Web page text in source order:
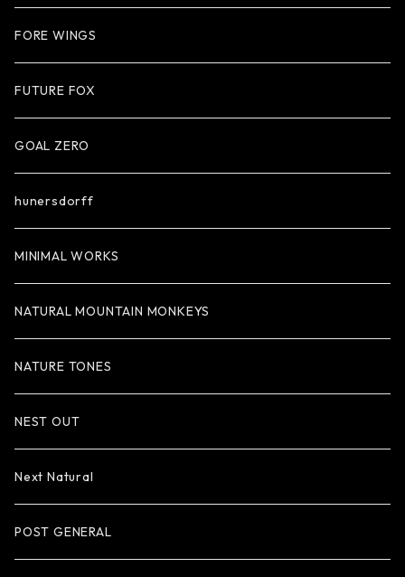
FORE WINGS
FUTURE FOX
GOAL ZERO
hunersdorff
MINIMAL WORKS
NATURAL MOUNTAIN MONKEYS
NATURE TONES
NEST OUT
Next Natural
POST GENERAL